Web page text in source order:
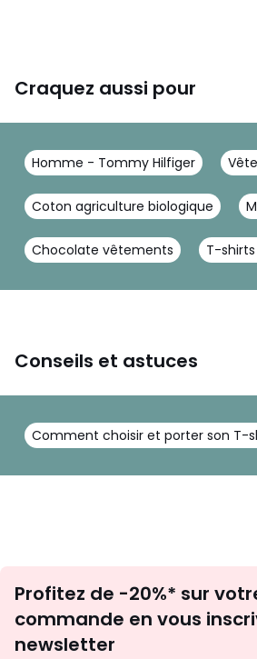
Craquez aussi pour
Homme - Tommy Hilfiger
Coton agriculture biologique
Chocolate vêtements T-shirts
Conseils et astuces
Comment choisir et porter son T-
Profitez de -20%* sur
commande en vous
newsletter